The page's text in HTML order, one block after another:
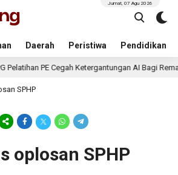
Daerah Peristiwa Pendidikan
Jumat, 07 Agu 2026
Pelatihan PE Cegah Ketergantungan AI Bagi
SPHP
oplosan SPHP